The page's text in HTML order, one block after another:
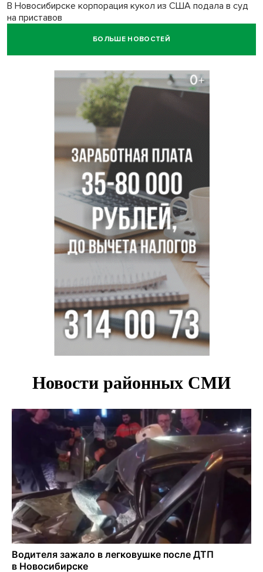
В Новосибирске корпорация кукол из США подала в суд
на приставов
В Новосибирске минздрав объявил бесплатную
В Новосибирске врачи прооперировали 25 тысяч
пациентов с катарактой
Знаменитый орангутан Бату отметил юбилей в
новосибирском зоопарке
Новосибирские хирурги спасли сердце восьмиклассницы
с донорским клапаном
БОЛЬШЕ НОВОСТЕЙ